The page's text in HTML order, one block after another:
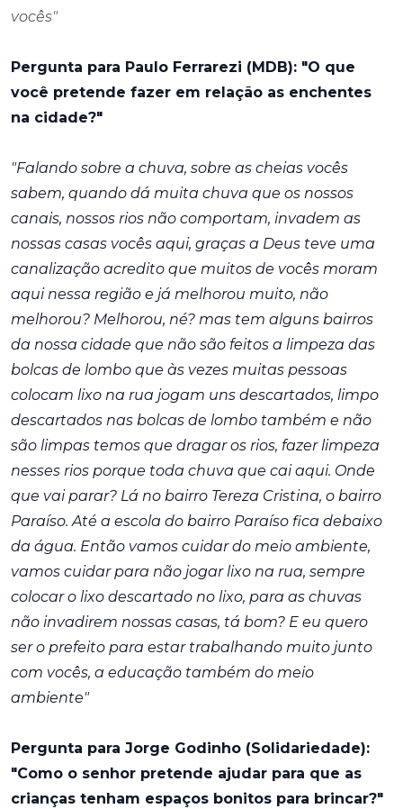
vocês"
Pergunta para Paulo Ferrarezi (MDB): "O que
você pretende fazer em relação as enchentes
na cidade?"
"Falando sobre a chuva, sobre as cheias vocês
sabem, quando dá muita chuva que os nossos
canais, nossos rios não comportam, invadem as
nossas casas vocês aqui, graças a Deus teve uma
canalização acredito que muitos de vocês moram
aqui nessa região e já melhorou muito, não
melhorou? Melhorou, né? mas tem alguns bairros
da nossa cidade que não são feitos a limpeza das
bolcas de lombo que às vezes muitas pessoas
colocam lixo na rua jogam uns descartados, limpo
descartados nas bolcas de lombo também e não
são limpas temos que dragar os rios, fazer limpeza
nesses rios porque toda chuva que cai aqui. Onde
que vai parar? Lá no bairro Tereza Cristina, o bairro
Paraíso. Até a escola do bairro Paraíso fica debaixo
da água. Então vamos cuidar do meio ambiente,
vamos cuidar para não jogar lixo na rua, sempre
colocar o lixo descartado no lixo, para as chuvas
não invadirem nossas casas, tá bom? E eu quero
ser o prefeito para estar trabalhando muito junto
com vocês, a educação também do meio
ambiente"
Pergunta para Jorge Godinho (Solidariedade):
"Como o senhor pretende ajudar para que as
crianças tenham espaços bonitos para brincar?"